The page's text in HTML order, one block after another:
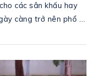
các sân khấu hay
càng trở nên phổ …